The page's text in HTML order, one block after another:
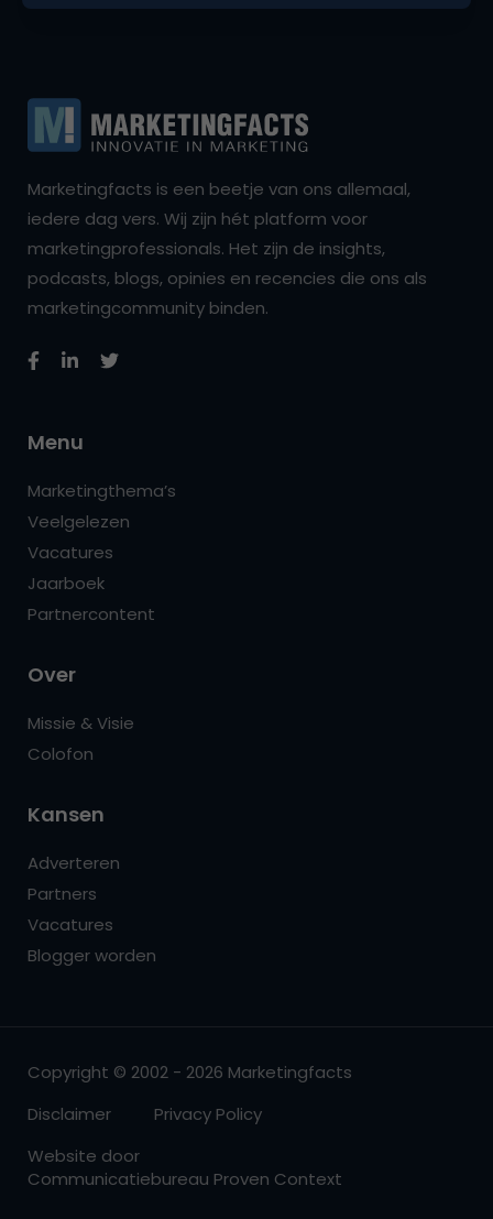
Marketingfacts is een beetje van ons allemaal,
iedere dag vers. Wij zijn hét platform voor
marketingprofessionals. Het zijn de insights,
podcasts, blogs, opinies en recencies die ons als
marketingcommunity binden.
Menu
Marketingthema’s
Veelgelezen
Vacatures
Jaarboek
Partnercontent
Over
Missie & Visie
Colofon
Kansen
Adverteren
Partners
Vacatures
Blogger worden
Copyright © 2002 - 2026 Marketingfacts
Disclaimer
Privacy Policy
Website door
Communicatiebureau Proven Context